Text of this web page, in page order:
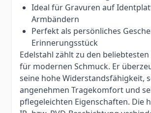
Ideal für Gravuren auf
Armbändern
Perfekt als persönliches
Erinnerungsstück
Edelstahl zählt zu den
für modernen Schmuck. Er
seine hohe Widerstandsfähigkeit,
angenehmen Tragekomfort und
pflegeleichten Eigenschaften. Die